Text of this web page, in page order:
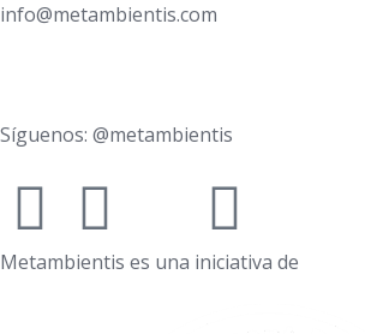
info@metambientis.com
Síguenos: @metambientis
Metambientis es una iniciativa de